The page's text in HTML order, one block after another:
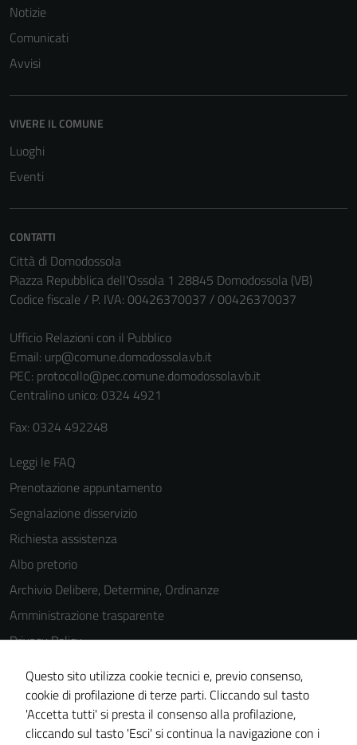
Notizie
Comunicati
Avvisi
VIVERE IL COMUNE
Luoghi
Eventi
CONTATTI
Città di Domodossola
Piazza Repubblica dell'Ossola 1 28845 Domodossola (VB)
Codice fiscale / P. IVA: 00426370037 / 00426370037
Ufficio Relazioni con il Pubblico
Email: urp@comune.domodossola.vb.it
PEC: protocollo@pec.comune.domodossola.vb.it
Centralino unico: 0324 4921
Fax: 0324 492248
Leggi le FAQ
Prenotazione appuntamento
Segnalazione disservizio
Richiesta assistenza
Albo pretorio
Archivio Delibere, Determine, Ordinanze
Amministrazione trasparente
Privacy Policy
Cookie Policy
Note legali
Dichiarazione di accessibilità
Questo sito utilizza cookie tecnici e, previo consenso,
cookie di profilazione di terze parti. Cliccando sul tasto
'Accetta tutti' si presta il consenso alla profilazione,
cliccando sul tasto 'Esci' si continua la navigazione con i